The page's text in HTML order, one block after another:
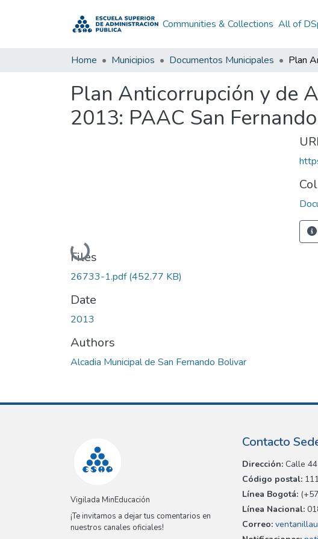
Communities & Collections All of
Home Municipios Documentos Municipales
Plan Anticorrupción y de
2013: PAAC San
Loading...
Files
26733-1.pdf(452.77 KB)
Date
2013
Authors
Alcadia Municipal de San Fernando Bolivar
URI
Vigilada MinEducación
¡Te invitamos a dejar tus comentarios en
nuestros canales oficiales!
Contacto
Dirección: Calle
Código postal:
Línea Bogotá:
Línea Nacional:
Correo: